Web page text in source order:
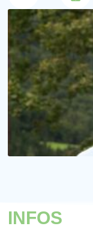
INFOS